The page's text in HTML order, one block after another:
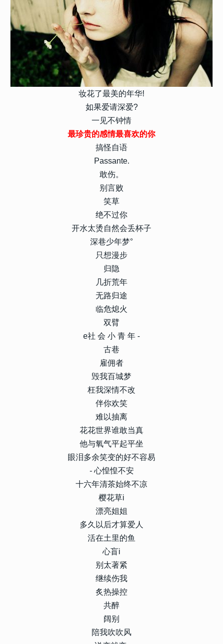
妆花了最美的年华!
如果爱请深爱?
一见不钟情
最珍贵的感情最喜欢的你
搞怪自语
Passante.
敢伤。
别言败
笑草
绝不过你
开水太烫自然会丢杯子
深巷少年梦°
只想漫步
归隐
几折荒年
无路归途
临危熄火
双臂
e社 会 小 青 年 -
古巷
雇佣者
毁我百城梦
枉我深情不改
伴你欢笑
难以抽离
花花世界谁敢当真
他与氧气平起平坐
眼泪多余笑变的好不容易
- 心惶惶不安
十六年清茶始终不凉
樱花草i
漂亮姐姐
多久以后才算爱人
活在土里的鱼
心盲i
别太著紧
继续伤我
炙热操控
共醉
阔别
陪我吹吹风